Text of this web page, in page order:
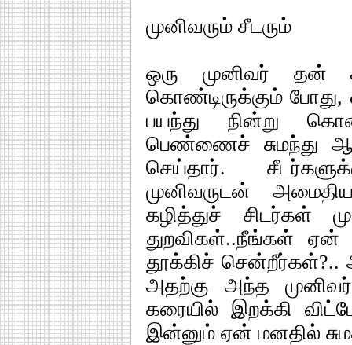
முனிவரும் சீடரும்
ஒரு முனிவர் தன்
கொண்டிருக்கும்
பயந்து நின்று
பெண்ணைச் சுமந்து
செய்தார்.
முனிவருடன்
கழித்துச் சிடர்கள்
துறவிகள்..நீங்கள்
தூக்கிச்
அதற்கு அந்த
கரையில் இறக்கி
இன்னும் ஏன் மனதில்